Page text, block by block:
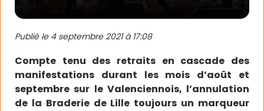
Publié le 4 septembre 2021 à 17:08
Compte tenu des retraits en cascade des
manifestations durant les mois d’août et
septembre sur le Valenciennois, l’annulation
de la Braderie de Lille toujours un marqueur